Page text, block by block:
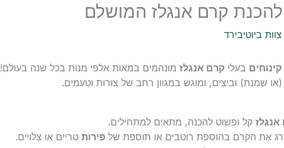
קרם אנגלז המושלם
צוות ביוטיבירד
קינוחים בעלי קרם אנגלזמונהמים במאות אלפי מנות בכל שנה בעולם!
שמנת) וביצים, ומוגש במגוון רחב של צורות וטעמים.
אנגלזקל ופשוט להכנה, מתאים למתחילים.
את הקרם בהוספת רוטבים או תוספת של פירותטריים או צלויים.